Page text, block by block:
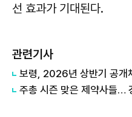
선 효과가 기대된다.
관련기사
보령, 2026년 상반기 공개
주총 시즌 맞은 제약사들…